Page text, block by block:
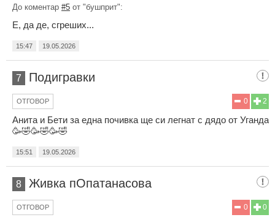
До коментар #5 от "бушприт":
Е, да де, сгреших...
15:47 19.05.2026
7 Подигравки
2
0
ОТГОВОР
Анита и Бети за една почивка ще си легнат с дядо от Уганда
🥳🤣🥳🤣🥳🤣
15:51 19.05.2026
8 Живка пОпатанасова
0
0
ОТГОВОР